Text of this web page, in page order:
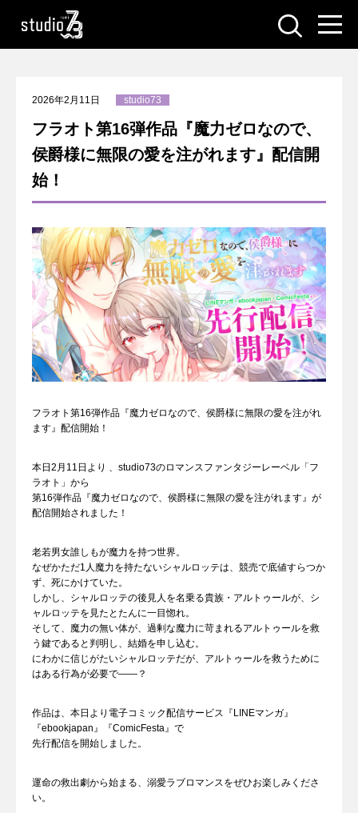
2026年2月11日 studio73
フラオト第16弾作品『魔力ゼロなので、
侯爵様に無限の愛を注がれます』配信開
始！
フラオト第16弾作品『魔力ゼロなので、侯爵様に無限の愛を注がれ
ます』配信開始！
本日2月11日より 、studio73のロマンスファンタジーレーベル「フ
ラオト」から
第16弾作品『魔力ゼロなので、侯爵様に無限の愛を注がれます』が
配信開始されました！
老若男女誰しもが魔力を持つ世界。
なぜかただ1人魔力を持たないシャルロッテは、競売で底値すらつか
ず、死にかけていた。
しかし、シャルロッテの後見人を名乗る貴族・アルトゥールが、シ
ャルロッテを見たとたんに一目惚れ。
そして、魔力の無い体が、過剰な魔力に苛まれるアルトゥールを救
う鍵であると判明し、結婚を申し込む。
にわかに信じがたいシャルロッテだが、アルトゥールを救うために
はある行為が必要で――？
作品は、本日より電子コミック配信サービス『LINEマンガ』
『ebookjapan』『ComicFesta』で
先行配信を開始しました。
運命の救出劇から始まる、溺愛ラブロマンスをぜひお楽しみくださ
い。